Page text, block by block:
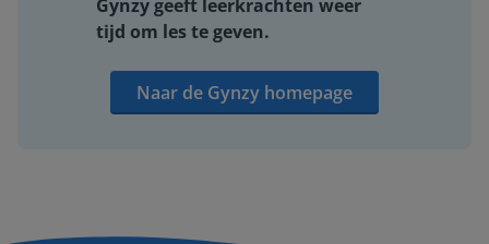
Gynzy geeft leerkrachten weer
tijd om les te geven.
Naar de Gynzy homepage